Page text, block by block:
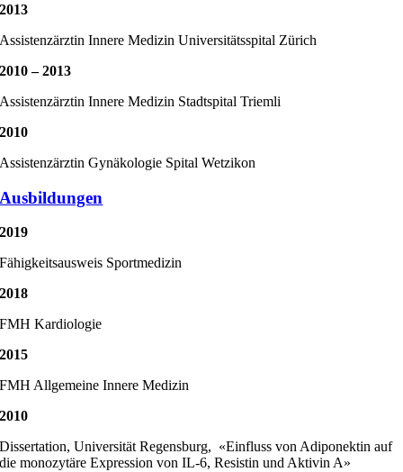
2013
Assistenzärztin Innere Medizin Universitätsspital Zürich
2010 – 2013
Assistenzärztin Innere Medizin Stadtspital Triemli
2010
Assistenzärztin Gynäkologie Spital Wetzikon
Ausbildungen
2019
Fähigkeitsausweis Sportmedizin
2018
FMH Kardiologie
2015
FMH Allgemeine Innere Medizin
2010
Dissertation, Universität Regensburg, «Einfluss von Adiponektin auf
die monozytäre Expression von IL-6, Resistin und Aktivin A»